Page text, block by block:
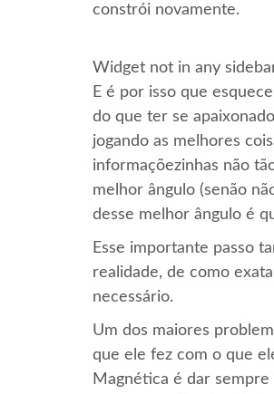
constrói novamente.
Widget not in any
E é por isso que
do que ter se
jogando as melhores
informaçõezinhas não
melhor ângulo (senão
desse melhor ângulo é
Esse importante passo
realidade, de como
necessário.
Um dos maiores
que ele fez com o que
Magnética é dar